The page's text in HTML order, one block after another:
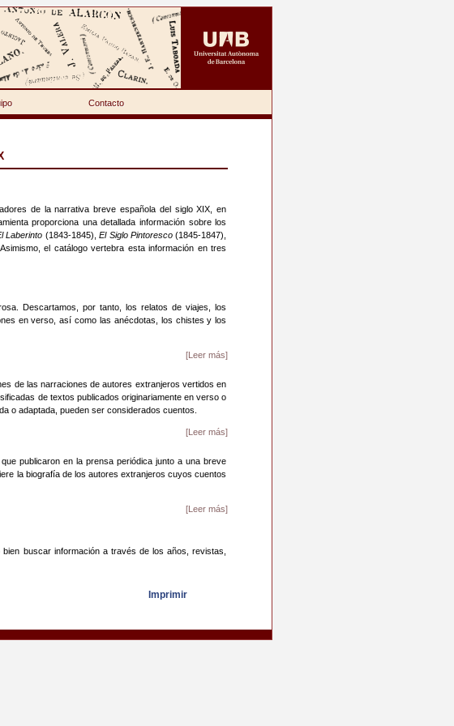
Contacto
de la narrativa breve española del siglo XIX, en
proporciona una detallada información sobre los
Laberinto (1843-1845),El Siglo Pintoresco(1845-1847),
el catálogo vertebra esta información en tres
Descartamos, por tanto, los relatos de viajes, los
en verso, así como las anécdotas, los chistes y los
[Leer más]
de las narraciones de autores extranjeros vertidos en
de textos publicados originariamente en verso o
o adaptada, pueden ser considerados cuentos.
[Leer más]
publicaron en la prensa periódica junto a una breve
la biografía de los autores extranjeros cuyos cuentos
[Leer más]
buscar información a través de los años, revistas,
Imprimir